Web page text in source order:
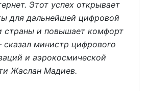
Этот успех открывает
для дальнейшей цифровой
страны и повышает комфорт
сказал министр цифрового
и аэрокосмической
Жаслан Мадиев.